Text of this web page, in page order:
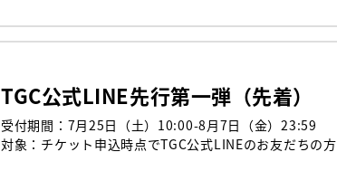
TGC公式LINE先行第一弾（先着）
受付期間：7月25日（土）10:00-8月7日（金）23:59
対象：チケット申込時点でTGC公式LINEのお友だちの方